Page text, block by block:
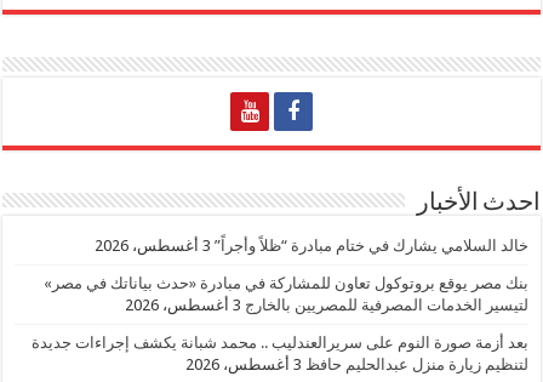
احدث الأخبار
خالد السلامي يشارك في ختام مبادرة “ظلاً وأجراً” 3 أغسطس، 2026
بنك مصر يوقع بروتوكول تعاون للمشاركة في مبادرة «حدث بياناتك في مصر»
لتيسير الخدمات المصرفية للمصريين بالخارج 3 أغسطس، 2026
بعد أزمة صورة النوم على سريرالعندليب .. محمد شبانة يكشف إجراءات جديدة
لتنظيم زيارة منزل عبدالحليم حافظ 3 أغسطس، 2026